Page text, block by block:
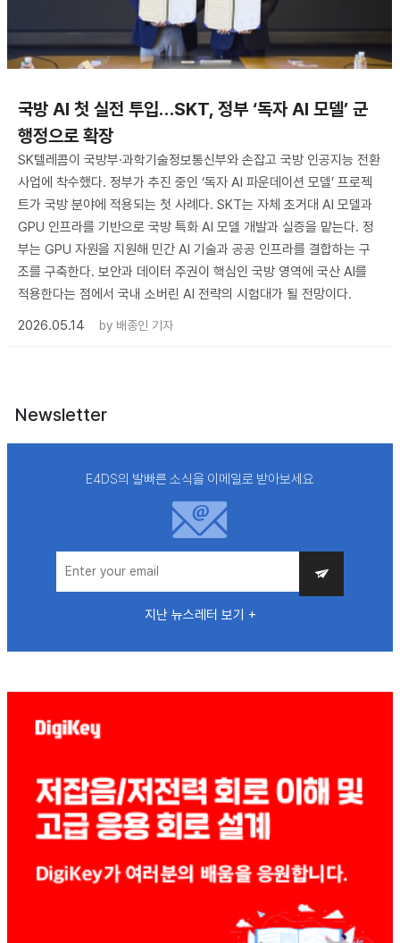
국방 AI 첫 실전 투입…SKT, 정부 ‘독자 AI 모델’ 군
행정으로 확장
SK텔레콤이 국방부·과학기술정보통신부와 손잡고 국방 인공지능 전환
사업에 착수했다. 정부가 추진 중인 ‘독자 AI 파운데이션 모델’ 프로젝
트가 국방 분야에 적용되는 첫 사례다. SKT는 자체 초거대 AI 모델과
GPU 인프라를 기반으로 국방 특화 AI 모델 개발과 실증을 맡는다. 정
부는 GPU 자원을 지원해 민간 AI 기술과 공공 인프라를 결합하는 구
조를 구축한다. 보안과 데이터 주권이 핵심인 국방 영역에 국산 AI를
적용한다는 점에서 국내 소버린 AI 전략의 시험대가 될 전망이다.
2026.05.14
by 배종인 기자
Newsletter
E4DS의 발빠른 소식을 이메일로 받아보세요
지난 뉴스레터 보기 +